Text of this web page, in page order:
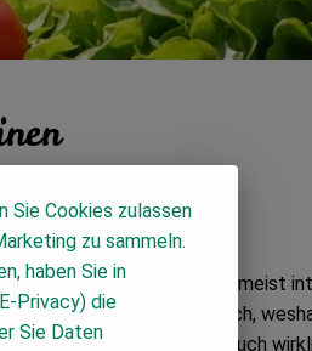
schon?
spät reifenden Sorten ist meist
auch Nektarinen kaum nach,
Nur so schmecken sie auch
Sie Cookies zulassen
zu sammeln.
haben Sie in
Privacy) die
Sie Daten